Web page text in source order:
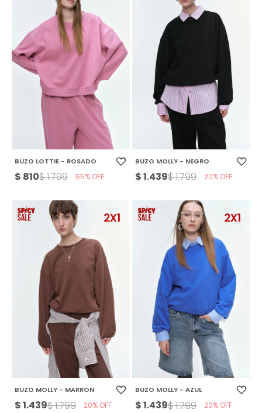
BUZO LOTTIE - ROSADO
$ 810$1.799 55
BUZO MOLLY - NEGRO
$1.439$1.799 20
BUZO MOLLY - MARRON
$1.439$1.799 20
BUZO MOLLY - AZUL
$1.439$1.799 20